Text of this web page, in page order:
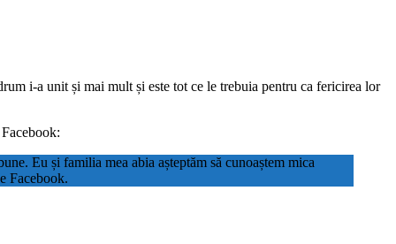
i-a unit și mai mult și este tot ce le trebuia pentru ca fericirea lor
Eu și familia mea abia așteptăm să cunoaștem mica
Facebook.